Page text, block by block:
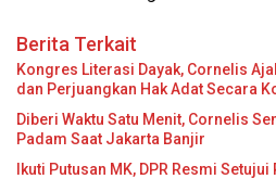
Berita Terkait
Kongres Literasi Dayak, Cornelis
dan Perjuangkan Hak Adat Secara
Diberi Waktu Satu Menit, Cornelis
Padam Saat Jakarta Banjir
Ikuti Putusan MK, DPR Resmi